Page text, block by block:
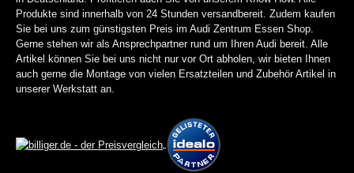
Produkte sind innerhalb von 24 Stunden versandbereit. Zudem kaufen
Sie bei uns zum günstigsten Preis im Audi Zentrum Essen Shop.
Gerne stehen wir als Ansprechpartner rund um Ihren Audi bereit. Alle
Artikel können Sie bei uns nicht nur vor Ort abholen, wir bieten Ihnen
auch gerne die Montage von vielen Ersatzteilen und Zubehör Artikel in
unserer Werkstatt an.